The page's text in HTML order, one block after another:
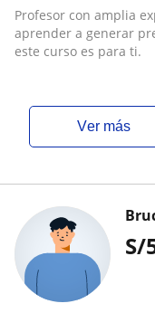
Profesor con amplia
aprender a generar
este curso es para ti.
ver más
S/